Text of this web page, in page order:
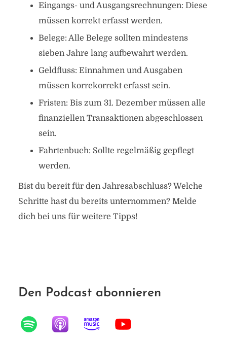
Eingangs- und Ausgangsrechnungen: Diese
müssen korrekt erfasst werden.
Belege: Alle Belege sollten mindestens
sieben Jahre lang aufbewahrt werden.
Geldfluss: Einnahmen und Ausgaben
müssen korrekorrekt erfasst sein.
Fristen: Bis zum 31. Dezember müssen alle
finanziellen Transaktionen abgeschlossen
sein.
Fahrtenbuch: Sollte regelmäßig gepflegt
werden.
Bist du bereit für den Jahresabschluss? Welche
Schritte hast du bereits unternommen? Melde
dich bei uns für weitere Tipps!
Den Podcast abonnieren